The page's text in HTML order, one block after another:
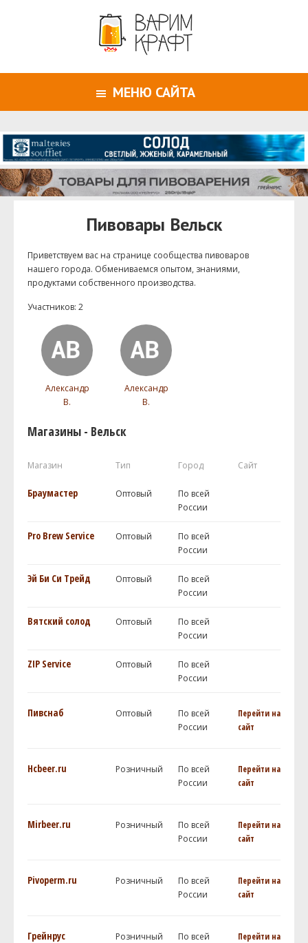
МЕНЮ САЙТА
Пивовары Вельск
Приветствуем ваc на странице сообщества пивоваров
нашего города. Обмениваемся опытом, знаниями,
продуктами собственного производства.
Участников: 2
Александр
В.
Александр
В.
Магазины - Вельск
Магазин Тип Город Сайт
Браумастер Оптовый
По всей
России
Pro Brew Service Оптовый
По всей
России
Эй Би Си Трейд Оптовый
По всей
России
Вятский солод Оптовый
По всей
России
ZIP Service Оптовый
По всей
России
Пивснаб Оптовый
По всей
России
Перейти на
сайт
Hcbeer.ru Розничный
По всей
России
Перейти на
сайт
Mirbeer.ru Розничный
По всей
России
Перейти на
сайт
Pivoperm.ru Розничный
По всей
России
Перейти на
сайт
Грейнрус Розничный
По всей
Перейти на